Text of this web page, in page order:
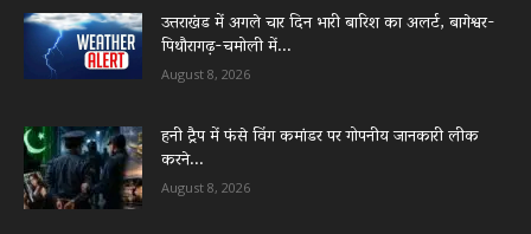
उत्तराखंड में अगले चार दिन भारी बारिश का अलर्ट, बागेश्वर-
पिथौरागढ़-चमोली में...
August 8, 2026
हनी ट्रैप में फंसे विंग कमांडर पर गोपनीय जानकारी लीक
करने...
August 8, 2026